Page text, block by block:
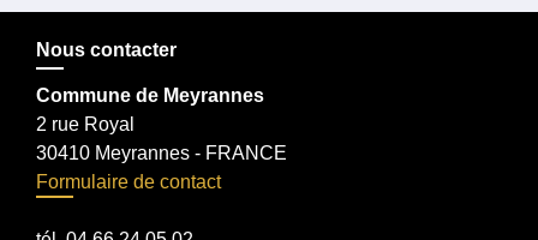
Nous contacter
Commune de Meyrannes
2 rue Royal
30410 Meyrannes - FRANCE
Formulaire de contact